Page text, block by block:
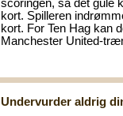
scoringen, så det gule
kort. Spilleren
kort. For Ten Hag kan
Manchester United-
Undervurder aldrig